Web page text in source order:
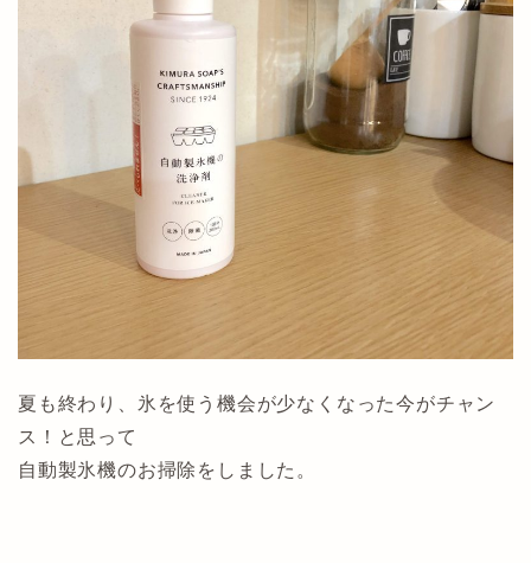
夏も終わり、氷を使う機会が少なくなった今がチャン
ス！と思って
自動製氷機のお掃除をしました。